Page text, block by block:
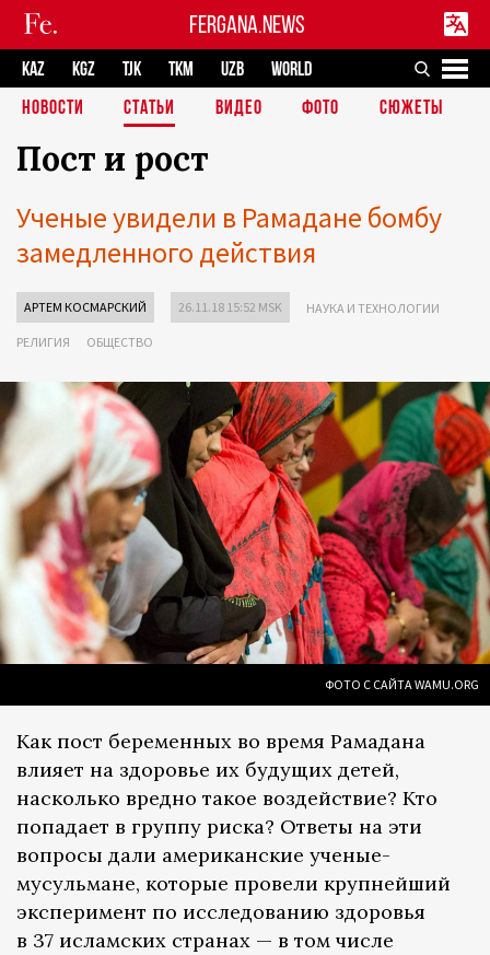
FERGANA.NEWS
KAZ KGZ TJK TKM UZB
WORLD
НОВОСТИ
СТАТЬИ ВИДЕО ФОТО СЮЖЕТЫ
Пост и рост
Ученые увидели в Рамадане бомбу
замедленного действия
АРТЕМ КОСМАРСКИЙ 26.11.18 15:52 MSK НАУКА И ТЕХНОЛОГИИ
РЕЛИГИЯ ОБЩЕСТВО
ФОТО С САЙТА WAMU.ORG
Как пост беременных во время Рамадана
влияет на здоровье их будущих детей,
насколько вредно такое воздействие? Кто
попадает в группу риска? Ответы на эти
вопросы дали американские ученые-
мусульмане, которые провели крупнейший
эксперимент по исследованию здоровья
в 37 исламских странах — в том числе